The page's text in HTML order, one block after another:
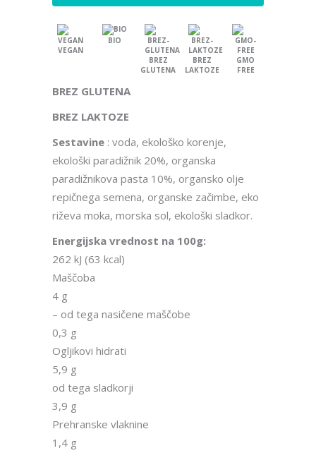
BREZ GLUTENA
BREZ LAKTOZE
Sestavine : voda, ekološko korenje,
ekološki paradižnik 20%, organska
paradižnikova pasta 10%, organsko olje
repičnega semena, organske začimbe, eko
riževa moka, morska sol, ekološki sladkor.
Energijska vrednost na 100g:
262 kJ (63 kcal)
Maščoba
4 g
– od tega nasičene maščobe
0,3 g
Ogljikovi hidrati
5,9 g
od tega sladkorji
3,9 g
Prehranske vlaknine
1,4 g
VEGAN
BIO
BREZ
GLUTENA
BREZ
LAKTOZE
GMO
FREE